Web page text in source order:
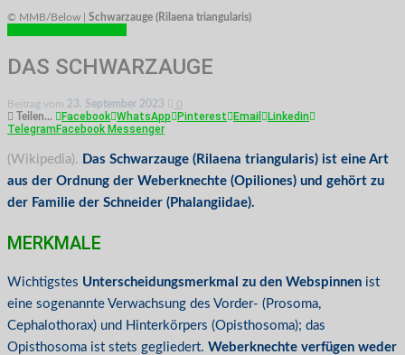
© MMB/Below | Schwarzauge (Rilaena triangularis)
DAS SCHWARZAUGE
Beitrag vom 23. September 2023
0
Teilen...
Facebook WhatsApp Pinterest Email
Linkedin
TelegramFacebook Messenger
(Wikipedia). Das Schwarzauge (Rilaena triangularis) ist eine Art
aus der Ordnung der Weberknechte (Opiliones) und gehört zu
der Familie der Schneider (Phalangiidae).
MERKMALE
Wichtigstes Unterscheidungsmerkmal zu den Webspinnen ist
eine sogenannte Verwachsung des Vorder- (Prosoma,
Cephalothorax) und Hinterkörpers (Opisthosoma); das
Opisthosoma ist stets gegliedert. Weberknechte verfügen weder